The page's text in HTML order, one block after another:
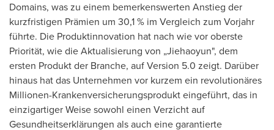
Domains, was zu einem bemerkenswerten Anstieg der
kurzfristigen Prämien um 30,1 % im Vergleich zum Vorjahr
führte. Die Produktinnovation hat nach wie vor oberste
Priorität, wie die Aktualisierung von „Jiehaoyun", dem
ersten Produkt der Branche, auf Version 5.0 zeigt. Darüber
hinaus hat das Unternehmen vor kurzem ein revolutionäres
Millionen-Krankenversicherungsprodukt eingeführt, das in
einzigartiger Weise sowohl einen Verzicht auf
Gesundheitserklärungen als auch eine garantierte